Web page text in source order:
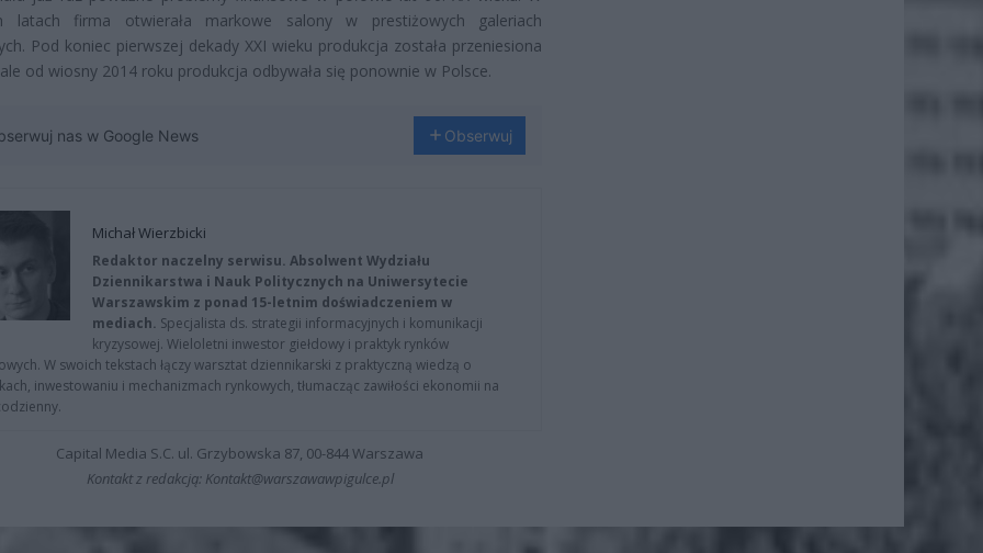
latach firma otwierała markowe salony w prestiżowych galeriach
Pod koniec pierwszej dekady XXI wieku produkcja została przeniesiona
od wiosny 2014 roku produkcja odbywała się ponownie w Polsce.
nas w Google News Obserwuj
Michał Wierzbicki
Redaktor naczelny serwisu. Absolwent Wydziału
Dziennikarstwa i Nauk Politycznych na Uniwersytecie
Warszawskim z ponad 15-letnim doświadczeniem w
mediach. Specjalista ds. strategii informacyjnych i komunikacji
kryzysowej. Wieloletni inwestor giełdowy i praktyk rynków
W swoich tekstach łączy warsztat dziennikarski z praktyczną wiedzą o
inwestowaniu i mechanizmach rynkowych, tłumacząc zawiłości ekonomii na
Capital Media S.C. ul. Grzybowska 87, 00-844 Warszawa
Kontakt z redakcją: Kontakt@warszawawpigulce.pl